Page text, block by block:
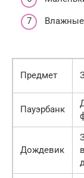
Влажные
Предмет
Пауэрбанк
Дождевик